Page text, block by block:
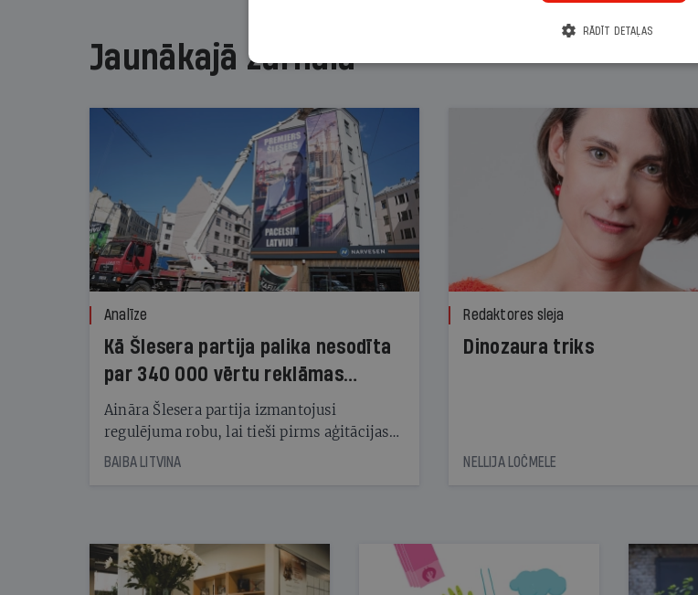
Jaunākajā žurnālā
Analīze
Kā Šlesera partija palika nesodīta
par 340 000 vērtu reklāmas
kampaņu
Aināra Šlesera partija izmantojusi
regulējuma robu, lai tieši pirms aģitācijas
starta izreklamētos par summu, kas
BAIBA LITVINA
Redaktores sleja
Dinozaura triks
NELLIJA LOČMELE
RĀDĪT DETAĻAS